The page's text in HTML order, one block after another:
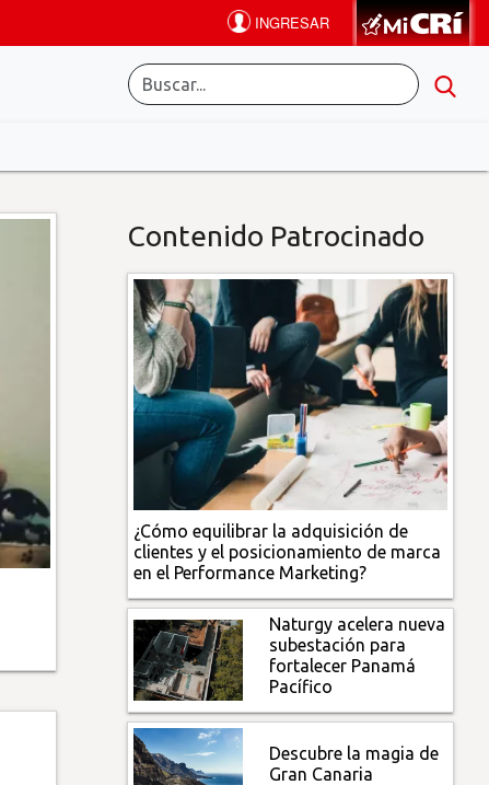
Contenido Patrocinado
¿Cómo equilibrar la adquisición de
clientes y el posicionamiento de marca
en el Performance Marketing?
Naturgy acelera nueva
subestación para
fortalecer Panamá
Pacífico
Descubre la magia de
Gran Canaria